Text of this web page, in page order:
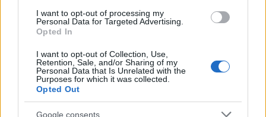
I want to opt-out of processing my
Personal Data for Targeted Advertising.
Opted In
I want to opt-out of Collection, Use,
Retention, Sale, and/or Sharing of my
Personal Data that Is Unrelated with the
Purposes for which it was collected.
Opted Out
Google consents
I nostri cari